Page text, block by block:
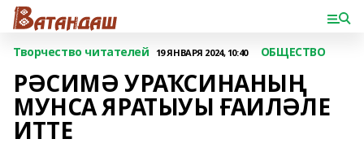
Творчество читателей 19 ЯНВАРЯ 2024, 10:40 ОБЩЕСТВО
РӘСИМӘ УРАҠСИНАНЫҢ
МУНСА ЯРАТЫУЫ ҒАИЛӘЛЕ
ИТТЕ